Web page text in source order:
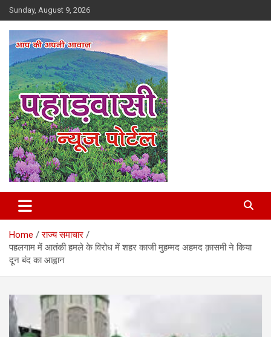
Skip
to
content
Sunday, August 9, 2026
Pahadvasi
Home
राज्य समाचार
पहलगाम में आतंकी हमले के विरोध में शहर काजी मुहम्मद अहमद क़ासमी ने किया
दून बंद का आह्वान